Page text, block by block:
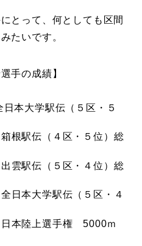
とって、何としても区間
たいです。
手の成績】
本大学駅伝（５区・５
駅伝（４区・５位）総
駅伝（５区・４位）総
本大学駅伝（５区・４
本陸上選手権 5000ｍ